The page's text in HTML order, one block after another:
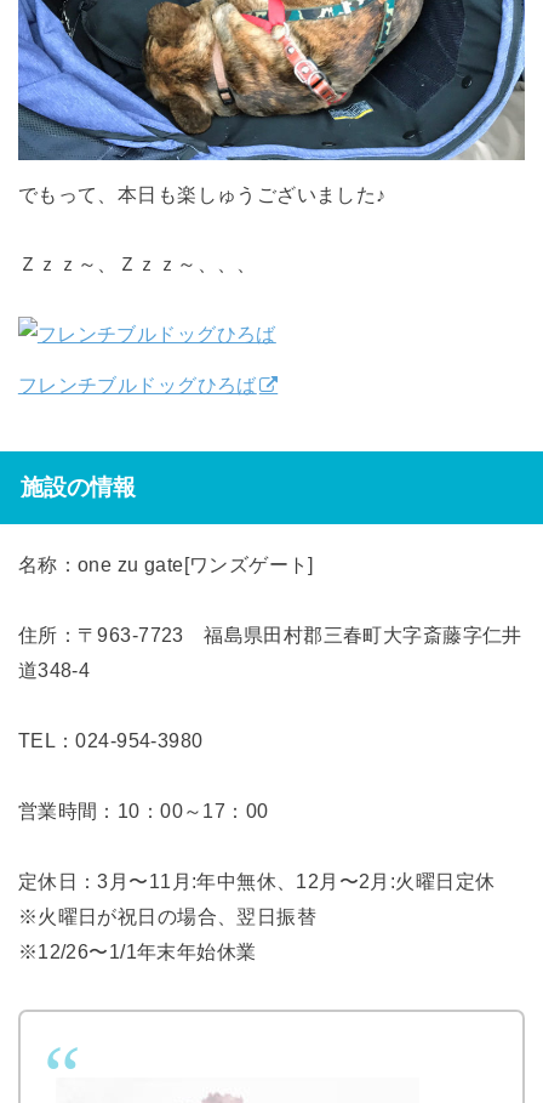
でもって、本日も楽しゅうございました♪
Ｚｚｚ～、Ｚｚｚ～、、、
フレンチブルドッグひろば
施設の情報
名称：one zu gate[ワンズゲート]
住所：〒963-7723 福島県田村郡三春町大字斎藤字仁井
道348-4
TEL：024-954-3980
営業時間：10：00～17：00
定休日：3月〜11月:年中無休、12月〜2月:火曜日定休
※火曜日が祝日の場合、翌日振替
※12/26〜1/1年末年始休業